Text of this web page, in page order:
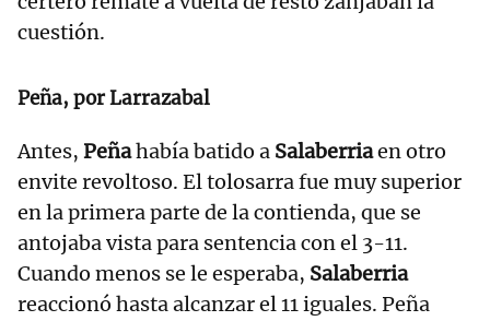
cuestión.
Peña, por Larrazabal
Antes, Peñahabía batido a Salaberriaen otro
envite revoltoso. El tolosarra fue muy superior
en la primera parte de la contienda, que se
antojaba vista para sentencia con el 3-11.
Cuando menos se le esperaba, Salaberria
reaccionó hasta alcanzar el 11 iguales. Peña